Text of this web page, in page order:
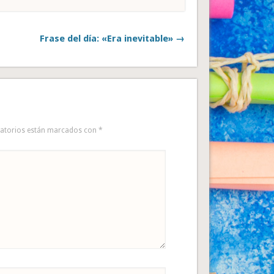
Frase del día: «Era inevitable» →
están marcados con*